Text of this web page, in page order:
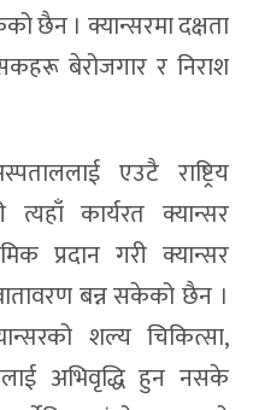
छैन । क्यान्सरमा दक्षता
बेरोजगार र निराश
एउटै राष्ट्रिय
कार्यरत क्यान्सर
प्रदान गरी क्यान्सर
बन्न सकेको छैन ।
शल्य चिकित्सा,
अभिवृद्धि हुन नसके